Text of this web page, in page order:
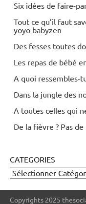
Six idées de faire-
Tout ce qu’il faut
yoyo babyzen
Des fesses toutes
Les repas de bébé
A quoi ressembles-
Dans la jungle des
A toutes celles qui
De la fièvre ? Pas
CATEGORIES
Copyrights 2025